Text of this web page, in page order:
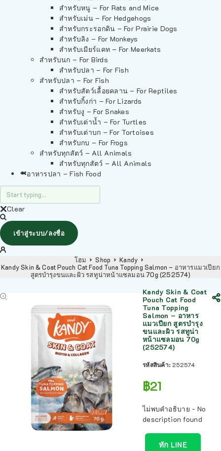
สำหรับหนู – For Rats and Mice
สำหรับเม่น – For Hedgehogs
สำหรับกระรอกดิน – For Prairie Dogs
สำหรับลิง – For Monkeys
สำหรับเมียร์แคท – For Meerkats
สำหรับนก – For Birds
สำหรับปลา – For Fish
สำหรับปลา – For Fish
สำหรับสัตว์เลื้อยคลาน – For Reptiles
สำหรับกิ้งก่า – For Lizards
สำหรับงู – For Snakes
สำหรับเต่าน้ำ – For Turtles
สำหรับเต่าบก – For Tortoises
สำหรับกบ – For Frogs
สำหรับทุกสัตว์ – All Animals
สำหรับทุกสัตว์ – All Animals
อาหารปลา – Fish Food
Clear
เข้าสู่ระบบ/ลงชื่อ
โฮม Shop
Kandy
Kandy Skin & Coat Pouch Cat Food Tuna Topping Salmon – อาหารแมวเปียก
สูตรบำรุงขนและผิว รสทูน่าหน้าแซลมอน 70g (252574)
Kandy Skin & Coat
Pouch Cat Food
Tuna Topping
Salmon – อาหาร
แมวเปียก สูตรบำรุง
ขนและผิว รสทูน่า
หน้าแซลมอน 70g
(252574)
รหัสสินค้า: 252574
฿21
ไม่พบคำอธิบาย - No
description found
ทัก LINE